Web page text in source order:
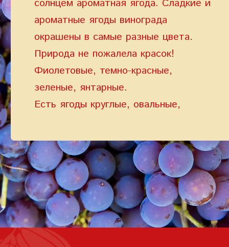
солнцем ароматная ягода. Сладкие и
ароматные ягоды винограда
окрашены в самые разные цвета.
Природа не пожалела красок!
Фиолетовые, темно-красные,
зеленые, янтарные.
Есть ягоды круглые, овальные,
потребляют свежими, а так же
готовят из них сок, вино,
консервируют ягоды и производят
изюм.
КОД УЧАСТНИКА ПРОГРАММЫ
ЛОЯЛЬНОСТИ
ПАРОЛЬ
Забыли пароль?
ВОЙТИ
СОЗДАТЬ УЧЕТНУЮ ЗАПИСЬ
ВОЙТИ
PHONE
СОЗДАТЬ УЧЕТНУЮ